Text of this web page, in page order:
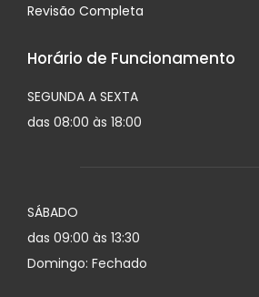
Revisão Completa
Horário de Funcionamento
SEGUNDA A SEXTA
das 08:00 às 18:00
SÁBADO
das 09:00 às 13:30
Domingo: Fechado